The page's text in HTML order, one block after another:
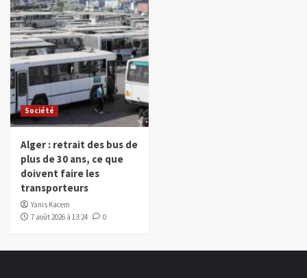
Société
Alger : retrait des bus de
plus de 30 ans, ce que
doivent faire les
transporteurs
Yanis Kacem
7 août 2026 à 13:24
0